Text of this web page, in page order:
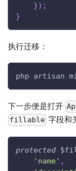
}) ;
}
执行迁移：
php artisan
下一步便是打开
fillable 字段和
protected
'name' ,